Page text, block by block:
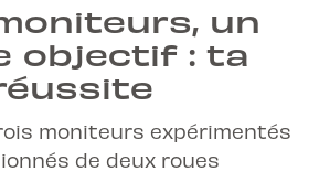
un
objectif : ta
moniteurs expérimentés
de deux roues